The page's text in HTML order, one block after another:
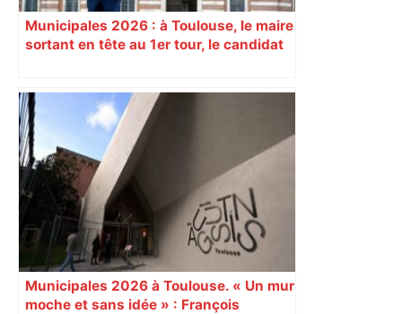
Municipales 2026 : à Toulouse, le maire
sortant en tête au 1er tour, le candidat
Municipales 2026 à Toulouse. « Un mur
moche et sans idée » : François